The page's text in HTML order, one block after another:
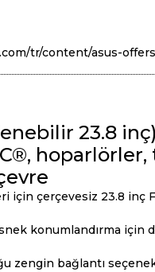
tr/content/asus-
23.8
hoparlörler,
için çerçevesiz 23.8 inç
konumlandırma
zengin bağlantı